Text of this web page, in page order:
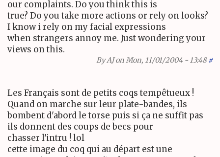
our complaints. Do you think this is
true? Do you take more actions or rely on looks?
I know i rely on my facial expressions
when strangers annoy me. Just wondering your
views on this.
ByAJon Mon, 11/01/2004 - 13:48 #
Les Français sont de petits coqs tempêtueux !
Quand on marche sur leur plate-bandes, ils
bombent d'abord le torse puis si ça ne suffit pas
ils donnent des coups de becs pour
chasser l'intru ! lol
cette image du coq qui au départ est une